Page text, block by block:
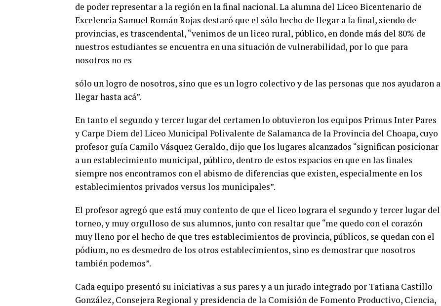
de poder representar a la región en la final nacional. La alumna del Liceo Bicentenario de
Excelencia Samuel Román Rojas destacó que el sólo hecho de llegar a la final, siendo de
provincias, es trascendental, “venimos de un liceo rural, público, en donde más del 80% de
nuestros estudiantes se encuentra en una situación de vulnerabilidad, por lo que para
nosotros no es
sólo un logro de nosotros, sino que es un logro colectivo y de las personas que nos ayudaron a
llegar hasta acá”.
En tanto el segundo y tercer lugar del certamen lo obtuvieron los equipos Primus Inter Pares
y Carpe Diem del Liceo Municipal Polivalente de Salamanca de la Provincia del Choapa, cuyo
profesor guía Camilo Vásquez Geraldo, dijo que los lugares alcanzados “significan posicionar
a un establecimiento municipal, público, dentro de estos espacios en que en las finales
siempre nos encontramos con el abismo de diferencias que existen, especialmente en los
establecimientos privados versus los municipales”.
El profesor agregó que está muy contento de que el liceo lograra el segundo y tercer lugar del
torneo, y muy orgulloso de sus alumnos, junto con resaltar que “me quedo con el corazón
muy lleno por el hecho de que tres establecimientos de provincia, públicos, se quedan con el
pódium, no es desmedro de los otros establecimientos, sino es demostrar que nosotros
también podemos”.
Cada equipo presentó su iniciativas a sus pares y a un jurado integrado por Tatiana Castillo
González, Consejera Regional y presidencia de la Comisión de Fomento Productivo, Ciencia,